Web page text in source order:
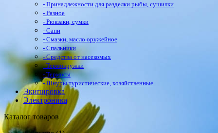
- Принадлежности для разделки рыбы, сушилки
- Разное
- Рюкзаки, сумки
- Сани
- Смазки, масло оружейное
- Спальники
- Средства от насекомых
- Термокружки
- Термосы
- Шнуры туристические, хозяйственные
Экипировка
Электроника
Каталог товаров